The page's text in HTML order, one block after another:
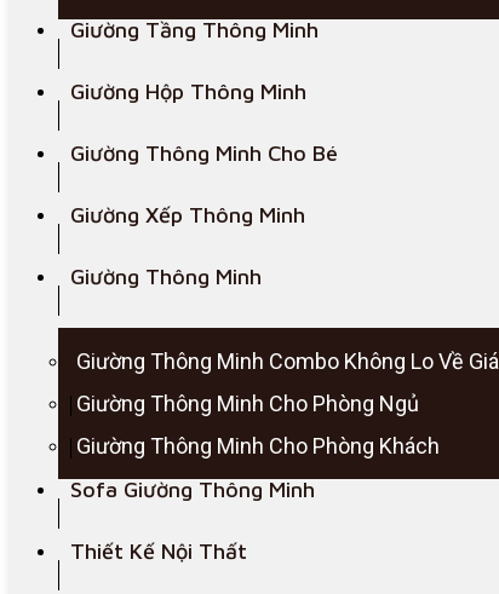
Giường Tầng Thông Minh
Giường Hộp Thông Minh
Giường Thông Minh Cho Bé
Giường Xếp Thông Minh
Giường Thông Minh
Giường Thông Minh Combo Không Lo Về Giá
Giường Thông Minh Cho Phòng Ngủ
Giường Thông Minh Cho Phòng Khách
Sofa Giường Thông Minh
Thiết Kế Nội Thất